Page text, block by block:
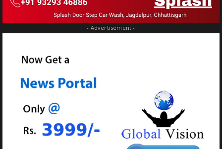
- Advertisement -